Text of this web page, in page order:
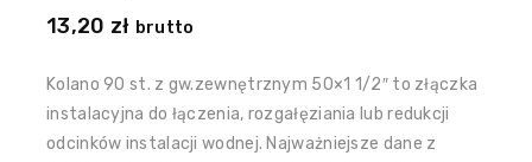
13,20 zł brutto
Kolano 90 st. z gw.zewnętrznym 50×1 1/2″ to złączka
instalacyjna do łączenia, rozgałęziania lub redukcji
odcinków instalacji wodnej. Najważniejsze dane z